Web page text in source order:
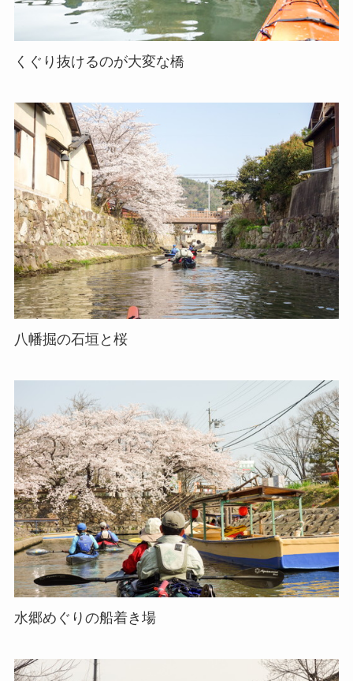
くぐり抜けるのが大変な橋
八幡掘の石垣と桜
水郷めぐりの船着き場